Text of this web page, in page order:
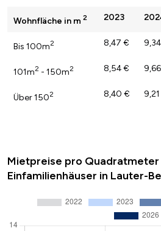
Wohnfläche in m 2 2023
Bis 100m2 8,47 €
101m2 - 150m2 8,54 €
Über 1502 8,40 €
Mietpreise pro
Einfamilienhäuser in Lauter-